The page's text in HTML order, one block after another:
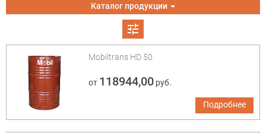
Toggle
navigation
Каталог продукции
tune
Mobiltrans HD 50
от 118944,00руб.
Подробнее